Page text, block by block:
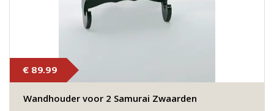
€ 89.99
Wandhouder voor 2 Samurai Zwaarden